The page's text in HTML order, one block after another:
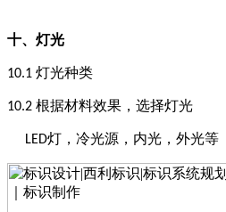
十、 灯光
10.1 灯光种类
10.2 根据材料效果，选择灯光
LED灯，冷光源，内光，外光等